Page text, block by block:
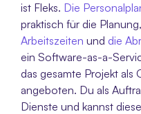
ist Fleks. Die
praktisch für die Planung,
Arbeitszeiten und die
ein Software-as-a-
das gesamte Projekt als
angeboten. Du als
Dienste und kannst